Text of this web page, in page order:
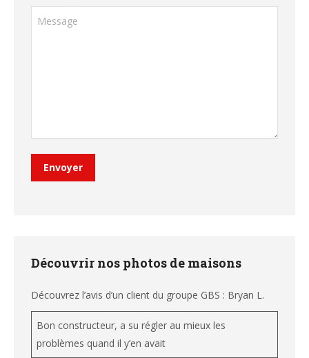
Envoyer
Découvrir nos photos de maisons
Découvrez l’avis d’un client du groupe GBS : Bryan L.
Bon constructeur, a su régler au mieux les
problèmes quand il y’en avait